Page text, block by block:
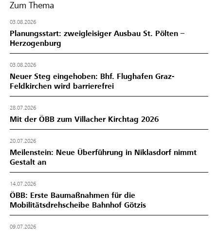
Zum Thema
03.08.2026
Planungsstart: zweigleisiger Ausbau St. Pölten –
Herzogenburg
03.08.2026
Neuer Steg eingehoben: Bhf. Flughafen Graz-
Feldkirchen wird barrierefrei
28.07.2026
Mit der ÖBB zum Villacher Kirchtag 2026
20.07.2026
Meilenstein: Neue Überführung in Niklasdorf nimmt
Gestalt an
14.07.2026
ÖBB: Erste Baumaßnahmen für die
Mobilitätsdrehscheibe Bahnhof Götzis
09.07.2026